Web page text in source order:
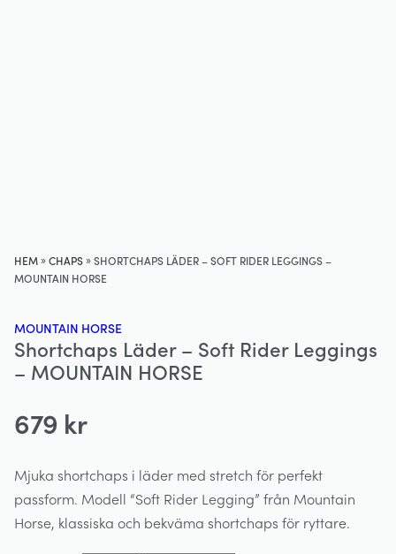
HEM»CHAPS»SHORTCHAPS LÄDER – SOFT RIDER LEGGINGS –
MOUNTAIN HORSE
MOUNTAIN HORSE
Shortchaps Läder – Soft Rider Leggings
– MOUNTAIN HORSE
679 kr
Mjuka shortchaps i läder med stretch för perfekt
passform. Modell “Soft Rider Legging” från Mountain
Horse, klassiska och bekväma shortchaps för ryttare.